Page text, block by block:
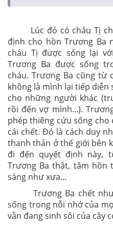
Lúc đó có cháu Tị
định cho hồn Trương Ba
cháu Tị được sống lại
Trương Ba được sống
cháu. Trương Ba cũng từ
không là mình lại tiếp diễn
cho những người khác
rồi đến vợ mình...).
phép thiêng cứu sống cho
cái chết. Đó là cách duy
thanh thản ở thế giới bên
đi đến quyết định này,
Trương Ba thật, tâm
sáng như xưa...
Trương Ba chết
sống trong nỗi nhớ của
vẫn đang sinh sôi của cây